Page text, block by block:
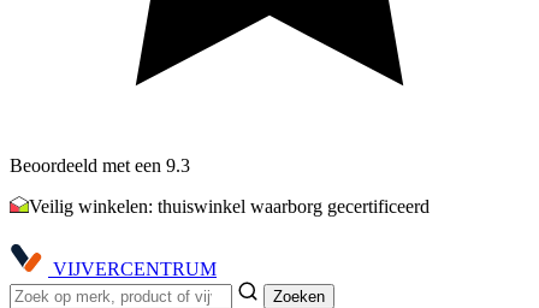
Beoordeeld met een 9.3
Veilig winkelen: thuiswinkel waarborg gecertificeerd
VIJVERCENTRUM
Zoeken